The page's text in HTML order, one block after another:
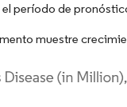
período de
muestre